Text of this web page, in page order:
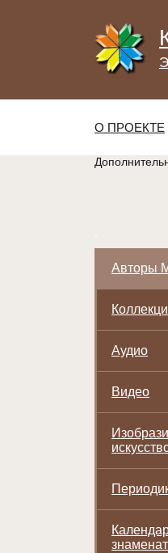
О ПРОЕКТЕ
Авторы
Аудио
Видео